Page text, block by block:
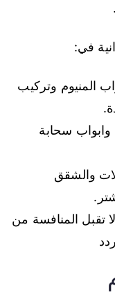
في:
المنيوم وتركيب
سحابة
والشقق
تقبل المنافسة من